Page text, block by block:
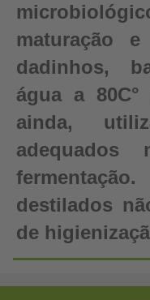
maturação
dadinhos,
água a
ainda,
adequados
destilados
de